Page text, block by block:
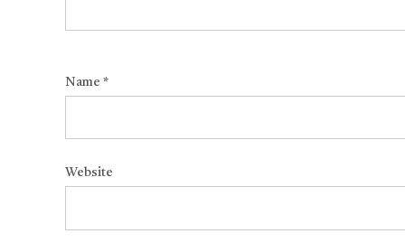
Name *
Website